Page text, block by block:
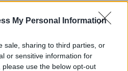
My Personal Information
sale, sharing to third parties, or
or sensitive information for
use the below opt-out